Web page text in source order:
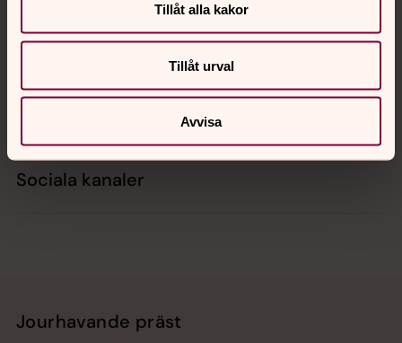
Tillåt alla kakor
Tillåt urval
Avvisa
Kalender
Sociala kanaler
Jourhavande präst